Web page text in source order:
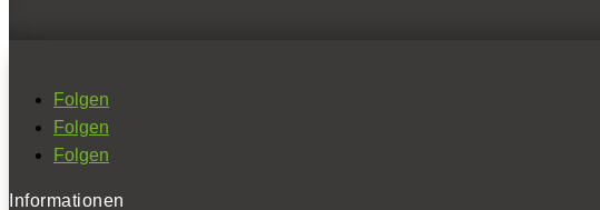
Folgen
Folgen
Folgen
Informationen